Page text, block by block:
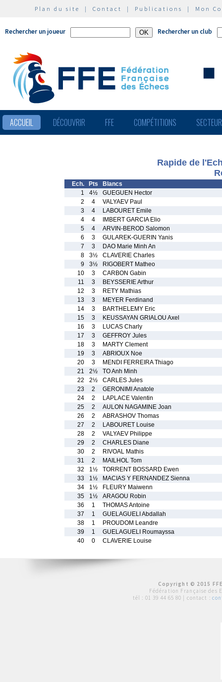
Plan du site | Contact | Publications | Mon
Rechercher un joueur Rechercher un club
ACCUEIL DÉCOUVRIR FFE COMPÉTITIONS
Rapide de
Ech. Pts
Blancs
1
4½
GUEGUEN Hector
2
4
VALYAEV Paul
3
4
LABOURET Emile
4
4
IMBERT GARCIA Elio
5
4
ARVIN-BEROD Salomon
6
3
GULAREK-GUERIN Yanis
7
3
DAO Marie Minh An
8
3½
CLAVERIE Charles
9
3½
RIGOBERT Matheo
10
3
CARBON Gabin
11
3
BEYSSERIE Arthur
12
3
RETY Mathias
13
3
MEYER Ferdinand
14
3
BARTHELEMY Eric
15
3
KEUSSAYAN GRIALOU Axel
16
3
LUCAS Charly
17
3
GEFFROY Jules
18
3
MARTY Clement
19
3
ABRIOUX Noe
20
3
MENDI FERREIRA Thiago
21
2½
TO Anh Minh
22
2½
CARLES Jules
23
2
GERONIMI Anatole
24
2
LAPLACE Valentin
25
2
AULON NAGAMINE Joan
26
2
ABRASHOV Thomas
27
2
LABOURET Louise
28
2
VALYAEV Philippe
29
2
CHARLES Diane
30
2
RIVOAL Mathis
31
2
MAILHOL Tom
32
1½
TORRENT BOSSARD Ewen
33
1½
MACIAS Y FERNANDEZ Sienna
34
1½
FLEURY Maiwenn
35
1½
ARAGOU Robin
36
1
THOMAS Antoine
37
1
GUELAGUELI Abdallah
38
1
PROUDOM Leandre
39
1
GUELAGUELI Roumayssa
40
0 CLAVERIE Louise
Copyright © 2015
Fédération Française des
tél : 01 39 44 65 80 | contact :